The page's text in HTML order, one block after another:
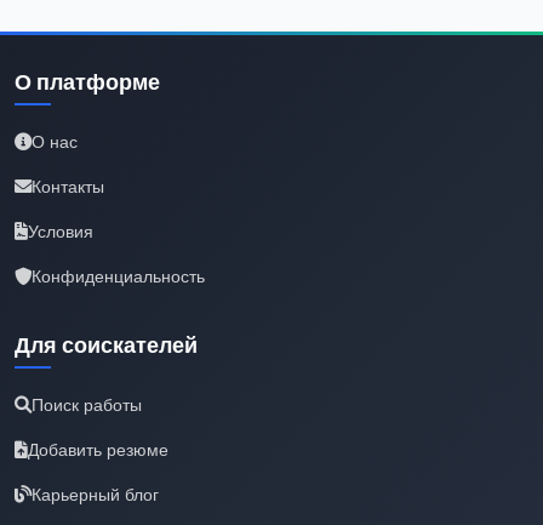
О платформе
О нас
Контакты
Условия
Конфиденциальность
Для соискателей
Поиск работы
Добавить резюме
Карьерный блог